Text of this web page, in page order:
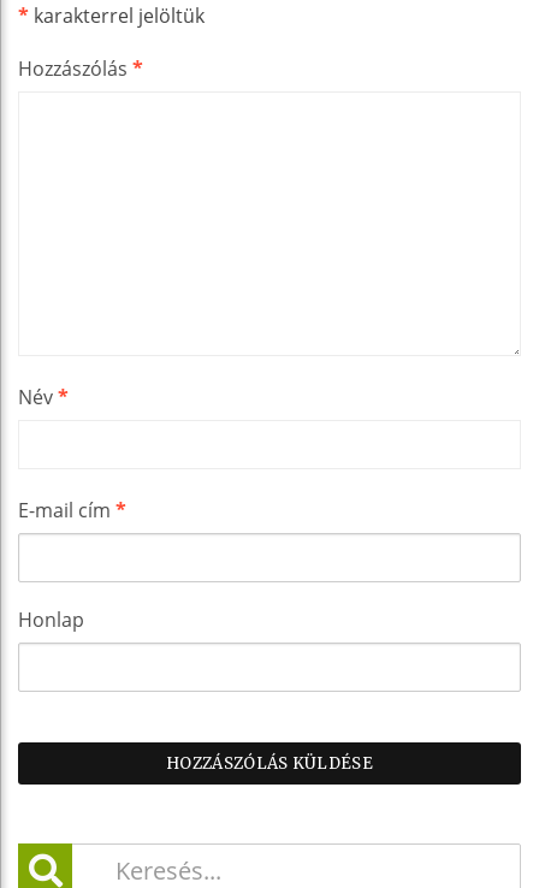
* karakterrel jelöltük
Hozzászólás *
Név*
E-mail cím *
Honlap